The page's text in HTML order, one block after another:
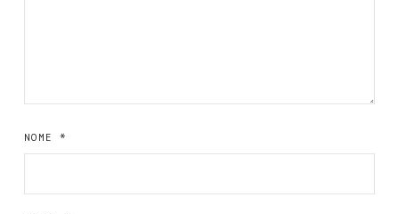
NOME *